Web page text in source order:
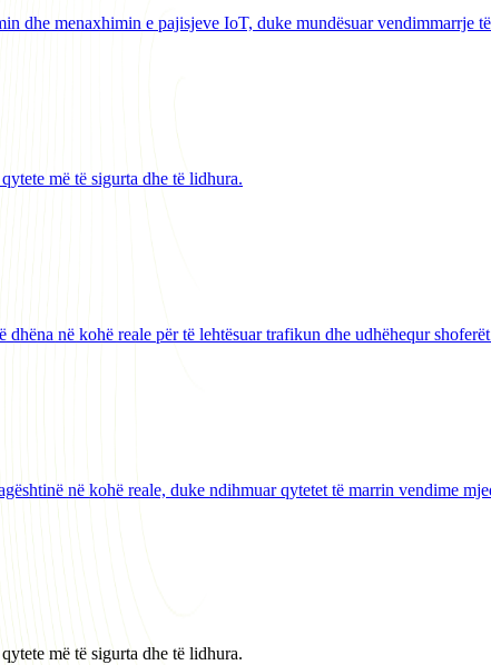
menaxhimin e pajisjeve IoT, duke mundësuar vendimmarrje
më të sigurta dhe të lidhura.
në kohë reale për të lehtësuar trafikun dhe udhëhequr
në kohë reale, duke ndihmuar qytetet të marrin vendime
më të sigurta dhe të lidhura.